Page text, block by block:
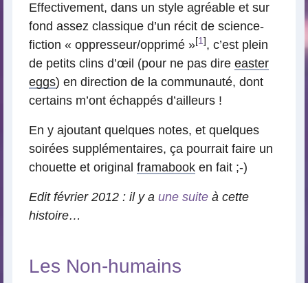
Effectivement, dans un style agréable et sur
fond assez classique d’un récit de science-
fiction « oppresseur/opprimé »[1] , c’est plein
de petits clins d’œil (pour ne pas dire easter
eggs) en direction de la communauté, dont
certains m’ont échappés d’ailleurs !
En y ajoutant quelques notes, et quelques
soirées supplémentaires, ça pourrait faire un
chouette et original framabook en fait ;-)
Edit février 2012 : il y a une suite à cette
histoire…
Les Non-humains